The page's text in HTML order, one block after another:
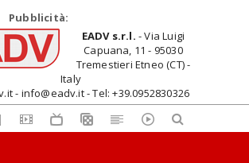
Pubblicità:
EADV s.r.l. - Via Luigi
Capuana, 11 - 95030
Tremestieri Etneo (CT) -
Italy
- info@eadv.it - Tel: +39.0952830326